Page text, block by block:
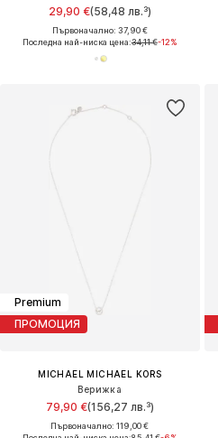
29,90 €(58,48 лв.³)
Първоначално: 37,90 €
Последна най-ниска цена:34,11 €-12%
Premium
ПРОМОЦИЯ
MICHAEL MICHAEL KORS
Верижка
79,90 €(156,27 лв.³)
Първоначално: 119,00 €